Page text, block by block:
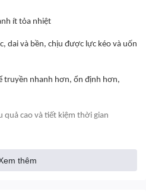
ít tỏa nhiệt
dai và bền, chịu được lực kéo và uốn
truyền nhanh hơn, ổn định hơn,
quả cao và tiết kiệm thời gian
thêm